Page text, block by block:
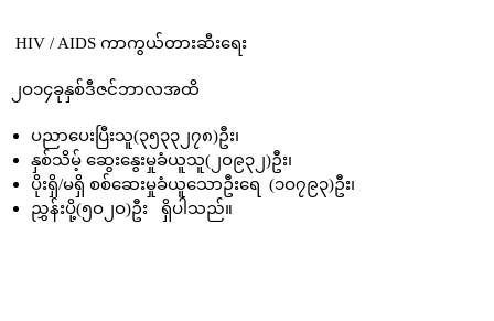
HIV / AIDS ကာကွယ်တားဆီးရေး​
၂ဝ၁၄ခုနှစ်ဒီဇင်ဘာလအထိ
ပညာပေးပြီးသူ(၃၅၃၃၂၇၈)ဦး၊
နှစ်သိမ့် ဆွေးနွေးမှုခံယူသူ(၂ဝ၉၃၂)ဦး၊
ပိုးရှိ/မရှိ စစ်ဆေးမှုခံယူသောဦးရေ (၁ဝ၇၉၃)ဦး၊
ညွှန်းပို့(၅ဝ၂ဝ)ဦး ရှိပါသည်။